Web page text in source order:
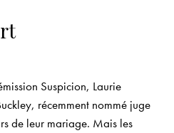
Suspicion, Laurie
récemment nommé juge
de leur mariage. Mais les